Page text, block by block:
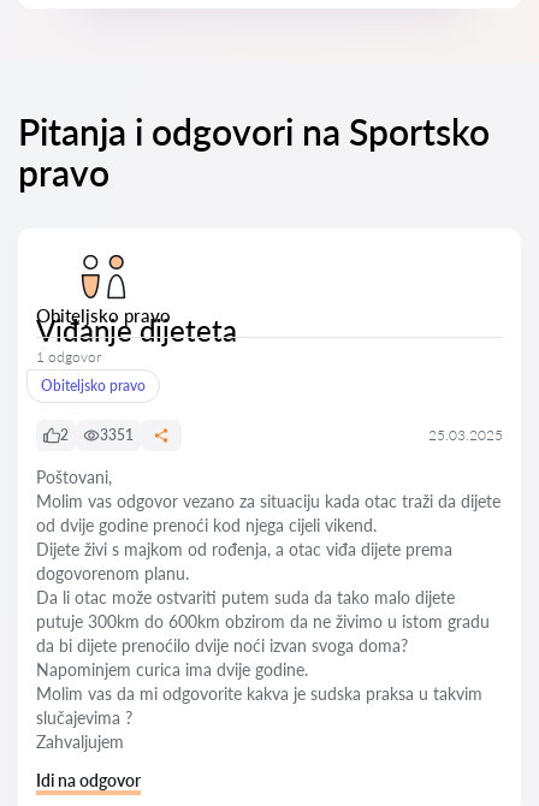
Pitanja i odgovori na Sportsko
pravo
Obiteljsko pravo
Viđanje dijeteta
1 odgovor
Obiteljsko pravo
2 3351 25.03.2025
Poštovani,
Molim vas odgovor vezano za situaciju kada otac traži da dijete
od dvije godine prenoći kod njega cijeli vikend.
Dijete živi s majkom od rođenja, a otac viđa dijete prema
dogovorenom planu.
Da li otac može ostvariti putem suda da tako malo dijete
putuje 300km do 600km obzirom da ne živimo u istom gradu
da bi dijete prenoćilo dvije noći izvan svoga doma?
Napominjem curica ima dvije godine.
Molim vas da mi odgovorite kakva je sudska praksa u takvim
slučajevima ?
Zahvaljujem
Idi na odgovor